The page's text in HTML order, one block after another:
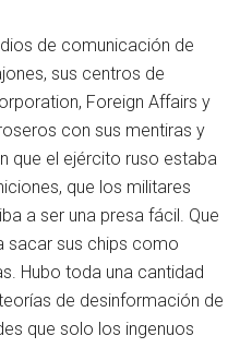
de comunicación de
sus centros de
Foreign Affairs y
con sus mentiras y
que el ejército ruso estaba
que los militares
a ser una presa fácil. Que
sacar sus chips como
Hubo toda una cantidad
de desinformación de
que solo los ingenuos